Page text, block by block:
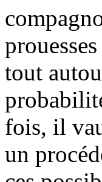
tout
fois, il
un